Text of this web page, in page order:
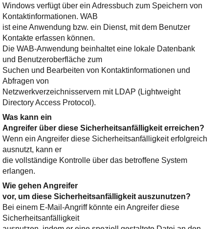
Windows verfügt über ein Adressbuch zum Speichern von
Kontaktinformationen. WAB
ist eine Anwendung bzw. ein Dienst, mit dem Benutzer
Kontakte erfassen können.
Die WAB-Anwendung beinhaltet eine lokale Datenbank
und Benutzeroberfläche zum
Suchen und Bearbeiten von Kontaktinformationen und
Abfragen von
Netzwerkverzeichnisservern mit LDAP (Lightweight
Directory Access Protocol).
Was kann ein
Angreifer über diese Sicherheitsanfälligkeit erreichen?
Wenn ein Angreifer diese Sicherheitsanfälligkeit erfolgreich
ausnutzt, kann er
die vollständige Kontrolle über das betroffene System
erlangen.
Wie gehen Angreifer
vor, um diese Sicherheitsanfälligkeit auszunutzen?
Bei einem E-Mail-Angriff könnte ein Angreifer diese
Sicherheitsanfälligkeit